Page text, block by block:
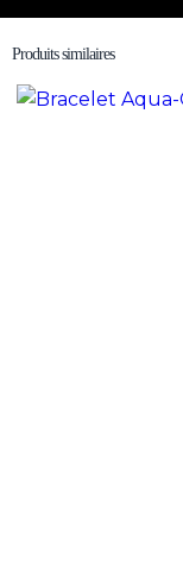
Produits similaires